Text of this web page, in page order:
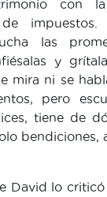
de
las
y
mira ni se
pero
tiene de
bendiciones,
David lo